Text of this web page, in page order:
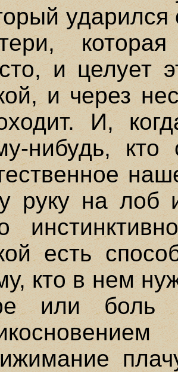
ударился
и целует
и через
И,
нибудь, кто
руку на лоб
есть
кто в нем
или боль